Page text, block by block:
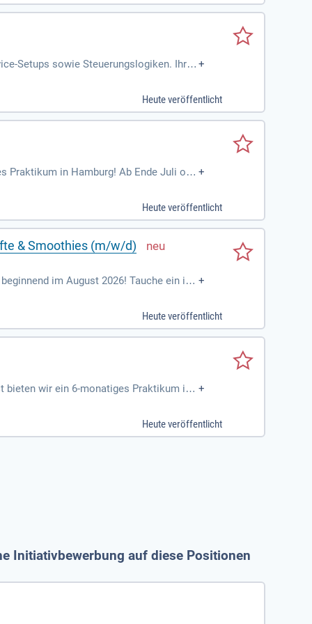
Setups sowie Steuerungslogiken. Ihre
Sie eigene Verbesserungsideen ein
diese kritisch. Ihre sorgfältige und zuv
klarer, sachlicher und lösungsorientierte
+
Heute veröffentlicht
Praktikum in Hamburg! Ab Ende Juli ode
die Umsetzung des Lieferkett
Erfahrungen im Tagesgeschäft, ei
+
Heute veröffentlicht
& Smoothies (m/w/d)
im August 2026! Tauche ein in
gekühlten Säften und Smoothies.
und Wettbewerbsbeobachtun
Nimm an abteilungsübergreifenden Meeti
Deutschlands und gestalte die Zuk
+
Heute veröffentlicht
bieten wir ein 6-monatiges Praktikum in
bei Marktanalysen und Wettbewerbsbe
du spannende Werbekampagnen u
Teil eines der führenden Lebensmittelh
+
Heute veröffentlicht
Initiativbewerbung auf diese Positionen